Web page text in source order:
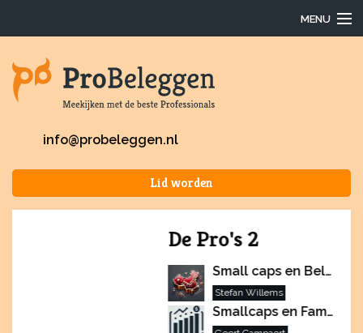
MENU
Waarom ProBeleggen
Hoe werkt het?
Onze Pro’s
info@probeleggen.nl
Lid worden
Small caps en Belgische familiebedrijven
Smallcaps en Familiebedrijven